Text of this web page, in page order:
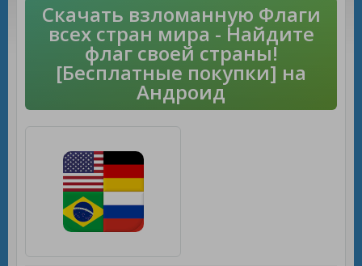
Скачать взломанную Флаги
всех стран мира - Найдите
флаг своей страны!
[Бесплатные покупки] на
Андроид